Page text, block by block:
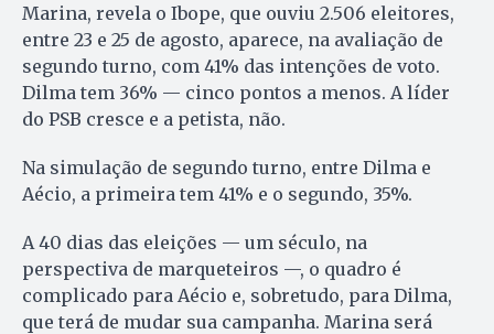
Marina, revela o Ibope, que ouviu 2.506 eleitores,
entre 23 e 25 de agosto, aparece, na avaliação de
segundo turno, com 41% das intenções de voto.
Dilma tem 36% — cinco pontos a menos. A líder
do PSB cresce e a petista, não.
Na simulação de segundo turno, entre Dilma e
Aécio, a primeira tem 41% e o segundo, 35%.
A 40 dias das eleições — um século, na
perspectiva de marqueteiros —, o quadro é
complicado para Aécio e, sobretudo, para Dilma,
que terá de mudar sua campanha. Marina será